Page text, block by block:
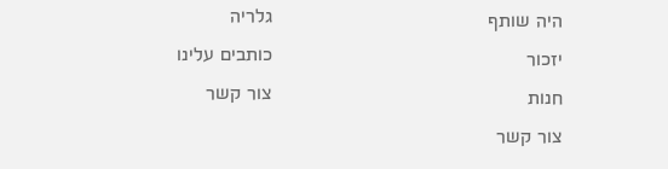
היה שותף
יזכור
חנות
צור קשר
גלריה
כותבים עלינו
צור קשר